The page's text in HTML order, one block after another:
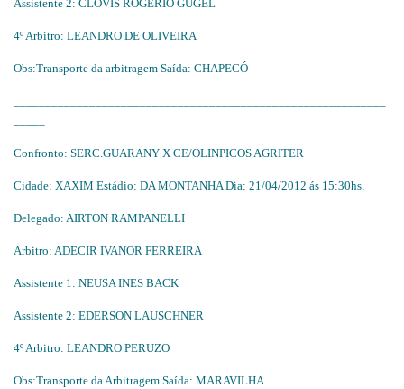
Assistente 2: CLOVIS ROGERIO GUGEL
4º Arbitro: LEANDRO DE OLIVEIRA
Obs:Transporte da arbitragem Saída: CHAPECÓ
Confronto: SERC.GUARANY X CE/OLINPICOS AGRITER
Cidade: XAXIM Estádio: DA MONTANHA Dia: 21/04/2012 ás 15:30hs.
Delegado: AIRTON RAMPANELLI
Arbitro: ADECIR IVANOR FERREIRA
Assistente 1: NEUSA INES BACK
Assistente 2: EDERSON LAUSCHNER
4º Arbitro: LEANDRO PERUZO
Obs:Transporte da Arbitragem Saída: MARAVILHA